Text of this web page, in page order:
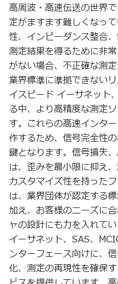
高周波・高速伝送の世界
定がますます難しくなっ
性、インピーダンス整合
測定結果を得るために非
がない場合、不正確な測
業界標準に準拠できない
イスピード イーサネット
る中、より高精度な測定
す。これらの高速インタ
作するため、信号完全性
鍵となります。信号損失
は、歪みを最小限に抑え
カスタマイズ性を持った
は、業界団体が認定する
加え、お客様のニーズに
ャの設計にも力を入れて
イーサネット、SAS、
ンターフェース向けに、
化、測定の再現性を確保